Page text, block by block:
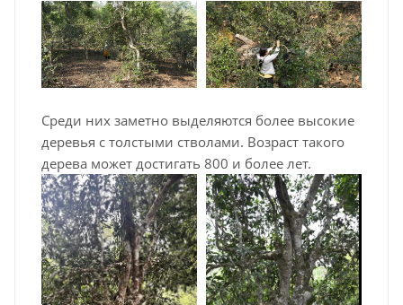
Среди них заметно выделяются более высокие
деревья с толстыми стволами. Возраст такого
дерева может достигать 800 и более лет.